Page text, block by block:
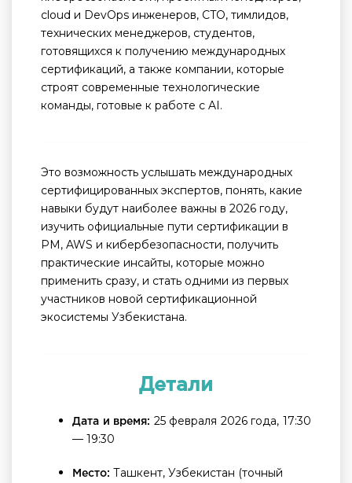
cloud и DevOps инженеров, CTO, тимлидов,
технических менеджеров, студентов,
готовящихся к получению международных
сертификаций, а также компании, которые
строят современные технологические
команды, готовые к работе с AI.
Это возможность услышать международных
сертифицированных экспертов, понять, какие
навыки будут наиболее важны в 2026 году,
изучить официальные пути сертификации в
PM, AWS и кибербезопасности, получить
практические инсайты, которые можно
применить сразу, и стать одними из первых
участников новой сертификационной
экосистемы Узбекистана.
Детали
Дата и время: 25 февраля 2026 года, 17:30
— 19:30
Место: Ташкент, Узбекистан (точный